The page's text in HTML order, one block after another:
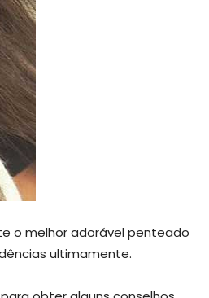
o melhor adorável penteado
ultimamente.